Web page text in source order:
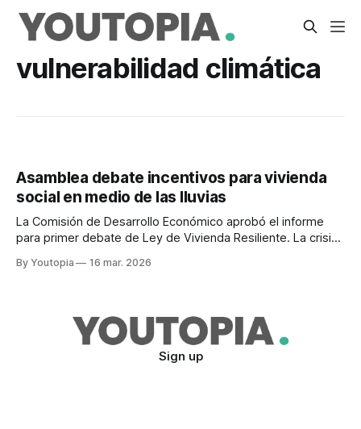
vulnerabilidad climática
Asamblea debate incentivos para vivienda
social en medio de las lluvias
La Comisión de Desarrollo Económico aprobó el informe
para primer debate de Ley de Vivienda Resiliente. La crisis
By Youtopia 16 mar. 2026
Sign up